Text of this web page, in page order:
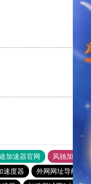
加速器官网 风驰加速器
速度器
外网网址导航